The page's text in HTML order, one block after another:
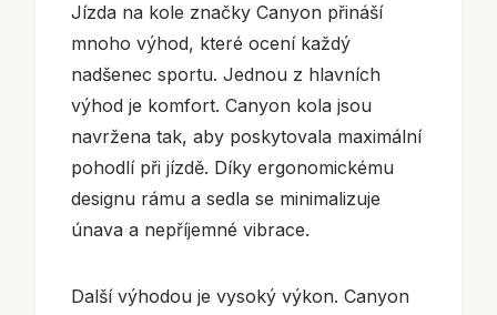
Jízda na kole značky Canyon přináší
mnoho výhod, které ocení každý
nadšenec sportu. Jednou z hlavních
výhod je komfort. Canyon kola jsou
navržena tak, aby poskytovala maximální
pohodlí při jízdě. Díky ergonomickému
designu rámu a sedla se minimalizuje
únava a nepříjemné vibrace.
Další výhodou je vysoký výkon. Canyon